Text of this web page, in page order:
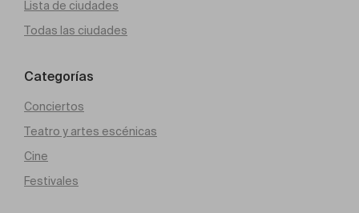
Lista de ciudades
Todas las ciudades
Categorías
Conciertos
Teatro y artes escénicas
Cine
Festivales